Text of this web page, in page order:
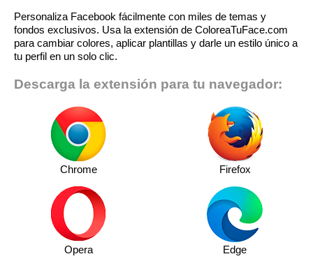
Personaliza Facebook fácilmente con miles de temas y
fondos exclusivos. Usa la extensión de ColoreaTuFace.com
para cambiar colores, aplicar plantillas y darle un estilo único a
tu perfil en un solo clic.
Descarga la extensión para tu navegador:
Chrome Firefox
Opera Edge